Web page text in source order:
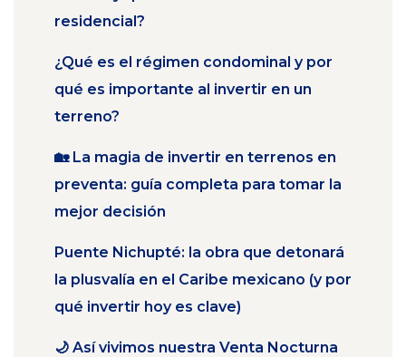
residencial?
¿Qué es el régimen condominal y por
qué es importante al invertir en un
terreno?
🏡 La magia de invertir en terrenos en
preventa: guía completa para tomar la
mejor decisión
Puente Nichupté: la obra que detonará
la plusvalía en el Caribe mexicano (y por
qué invertir hoy es clave)
🌙 Así vivimos nuestra Venta Nocturna